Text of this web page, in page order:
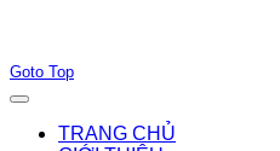
Goto Top
TRANG CHỦ